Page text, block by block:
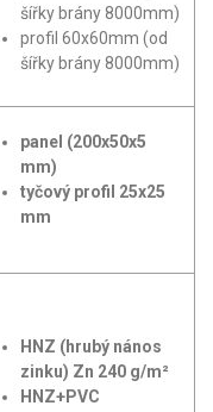
šířky brány 8000mm)
profil 60x60mm (od
šířky brány 8000mm)
panel (200x50x5
mm)
tyčový profil 25x25
mm
HNZ (hrubý nános
zinku) Zn 240 g/m²
HNZ+PVC